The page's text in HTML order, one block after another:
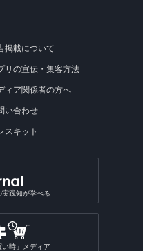
掲載について
リの宣伝・集客方法
ィア関係者の方へ
い合わせ
スキット
践知が学べる
時」メディア